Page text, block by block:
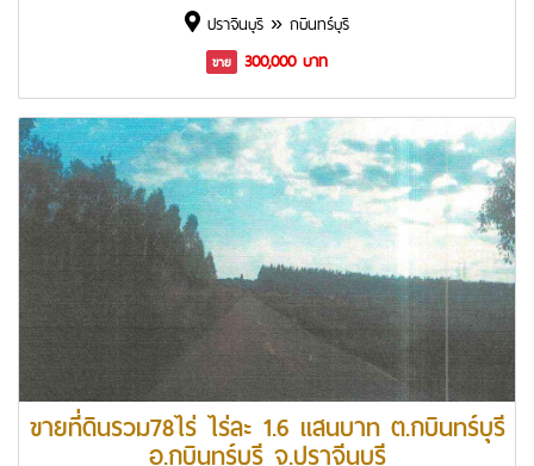
ปราจีนบุรี » กบินทร์บุรี
ขาย 300,000 บาท
ขายที่ดินรวม78ไร่ ไร่ละ 1.6 แสนบาท ต.กบินทร์บุรี
อ.กบินทร์บุรี จ.ปราจีนบุรี